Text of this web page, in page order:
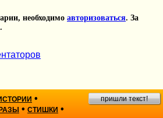
необходимо авторизоваться. За
•
• СТИШКИ •
пришли текст!